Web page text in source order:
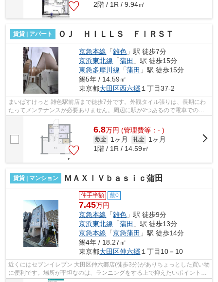
2階 / 1R / 9.94㎡
賃貸 | アパート ＯＪ ＨＩＬＬＳ ＦＩＲＳＴ
京急本線 「雑色 」駅 徒歩7分
京浜東北線 「蒲田 」駅 徒歩15分
東急多摩川線 「蒲田 」駅 徒歩15分
築5年 / 14.59㎡
東京都大田区西六郷 １丁目37‐2
まいばすけっと 雑色駅前店まで徒歩7分です。外観タイル張りは、長期にわ
たってメンテナンスが必要ありません。周辺に駅が2つあるので電車での移
動が便利です。根強いニーズを誇る駅近...
6.8万円 (管理費等：- )
敷金 1ヶ月 礼金
1ヶ月
1階 / 1R / 14.59㎡
賃貸 | マンション ＭＡＸＩＶｂａｓｉｃ蒲田
仲手半額 敷0
7.45万円
京急本線 「雑色 」駅 徒歩9分
京浜東北線 「蒲田 」駅 徒歩13分
京急本線 「京急蒲田 」駅 徒歩14分
築4年 / 18.27㎡
東京都大田区仲六郷 １丁目10－10
近くにはセブンイレブン 大田区仲六郷店(徒歩3分)がありちょっとした買い物
に便利です。場所が平坦なのは、ランニングをする上で抑えたいポイントで